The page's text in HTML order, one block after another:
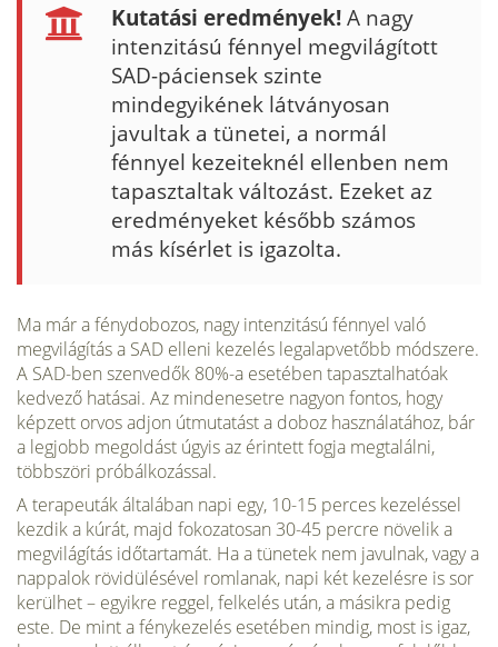
Kutatási eredmények!A nagy
intenzitású fénnyel megvilágított
SAD-páciensek szinte
mindegyikének látványo­san
javultak a tünetei, a normál
fénnyel kezeiteknél ellenben nem
ta­pasztaltak változást. Ezeket az
eredményeket később számos
más kí­sérlet is igazolta.
Ma már a fénydobozos, nagy intenzitású fénnyel való
megvilágítás a SAD elleni kezelés legalapvetőbb módszere.
A SAD-ben szenvedők 80%-a esetében tapasztalhatóak
kedvező hatásai. Az min­denesetre nagyon fontos, hogy
képzett orvos adjon útmutatást a doboz használatához, bár
a legjobb megoldást úgyis az érintett fogja megta­lálni,
többszöri próbálkozással.
A terapeuták általában napi egy, 10-15 perces kezeléssel
kezdik a kúrát, majd fokozatosan 30-45 percre növelik a
megvilágítás időtar­tamát. Ha a tünetek nem javulnak, vagy a
nappalok rövidülésével rom­lanak, napi két kezelésre is sor
kerülhet – egyikre reggel, felkelés után, a másikra pedig
este. De mint a fénykezelés esetében mindig, most is igaz,